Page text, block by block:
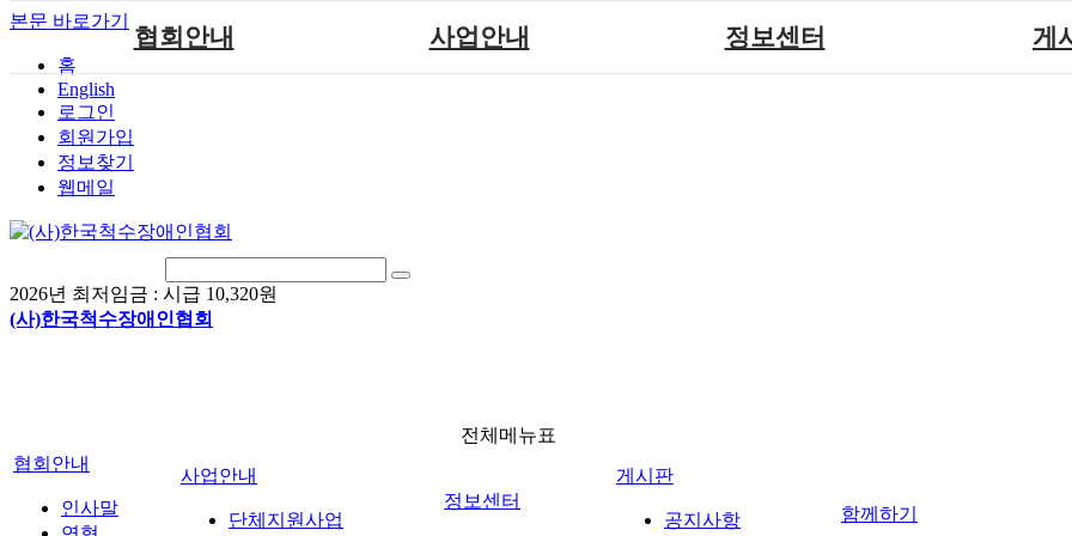
본문 바로가기
홈
English
로그인
회원가입
정보찾기
웹메일
2026년 최저임금 : 시급 10,320원
(사)한국척수장애인협회
협회안내
척수장애란?
찾아오시는길
사업안내
국제 교류/개발 협력사업
정보센터 게
전체메뉴표
협회안내
인사말
사업안내
단체지원사업
정보센터
게시판
공지사항
함께하기